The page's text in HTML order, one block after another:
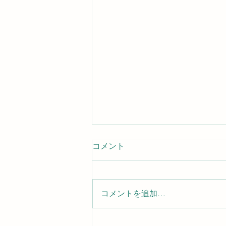
アースデイ東京２０２６
コメント
コメントを追加…